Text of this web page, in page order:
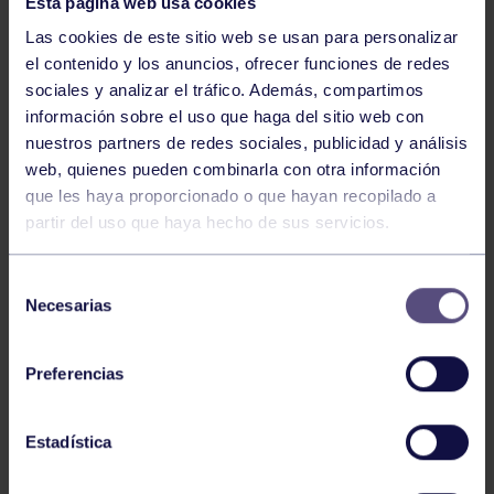
Las cookies de este sitio web se usan para personalizar
el contenido y los anuncios, ofrecer funciones de redes
sociales y analizar el tráfico. Además, compartimos
información sobre el uso que haga del sitio web con
nuestros partners de redes sociales, publicidad y análisis
web, quienes pueden combinarla con otra información
que les haya proporcionado o que hayan recopilado a
partir del uso que haya hecho de sus servicios.
Necesarias
Preferencias
Estadística
Campeonato de
Asturias Sub8
2019
Pos.
Nombre
Pts.
Biempica Marin,
Alvaro
2019
30